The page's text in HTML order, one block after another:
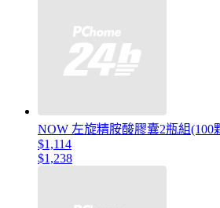
NOW 左旋精胺酸膠囊2瓶組(100
$1,114
$1,238